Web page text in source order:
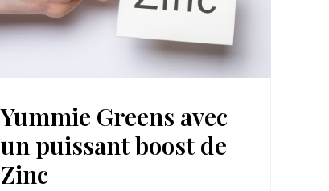
Yummie Greens avec
un puissant boost de
Zinc